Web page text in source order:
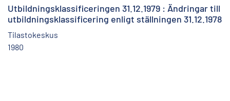
Utbildningsklassificeringen 31.12.1979 : Ändringar till
utbildningsklassificering enligt ställningen 31.12.1978
Tilastokeskus
1980